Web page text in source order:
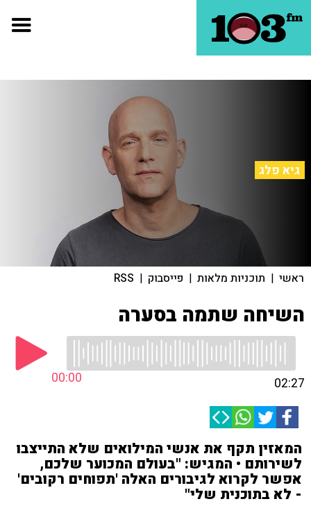
גיא פלג
ראשי | תוכניות מלאות | פייסבוק |
RSS
השיחה שתמה בסערה
00:00 02:27
המאזין תקף את אנשי המילואים שלא התייצבו
לשירותם • המגיש: "בעולם המכוער שלכם,
אפשר לקרוא לגיבורים האלה 'תפוחים רקובים'
- לא בתוכנית שלי"